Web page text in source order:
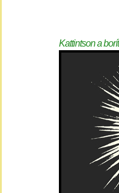
Kattintson a